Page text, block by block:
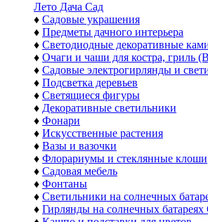
Лето Дача Сад
♦ Садовые украшения
♦ Предметы дачного интерьера
♦ Светодиодные декоративные
♦ Очаги и чаши для костра, гриль
♦ Садовые электрогирлянды и
♦ Подсветка деревьев
♦ Светящиеся фигуры
♦ Декоративные светильники
♦ Фонари
♦ Искусственные растения
♦ Вазы и вазочки
♦ Флорариумы и стеклянные клоши
♦ Садовая мебель
♦ Фонтаны
♦ Светильники на солнечных
♦ Гирлянды на солнечных батареях